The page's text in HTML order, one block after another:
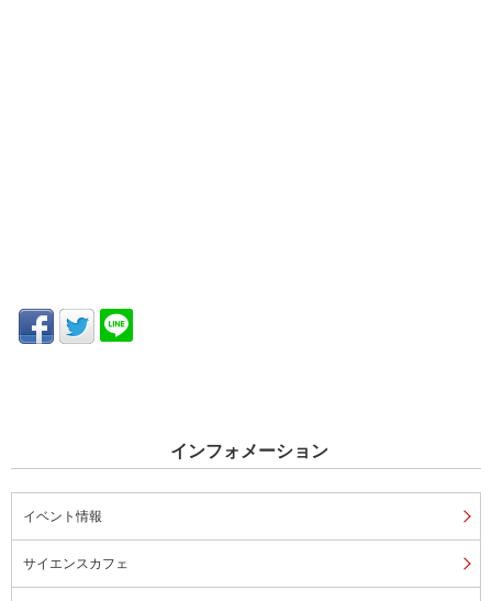
インフォメーション
イベント情報
サイエンスカフェ